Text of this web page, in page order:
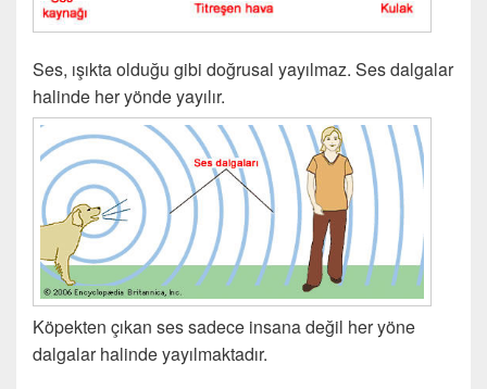
Ses, ışıkta olduğu gibi doğrusal yayılmaz. Ses dalgalar
halinde her yönde yayılır.
Köpekten çıkan ses sadece insana değil her yöne
dalgalar halinde yayılmaktadır.